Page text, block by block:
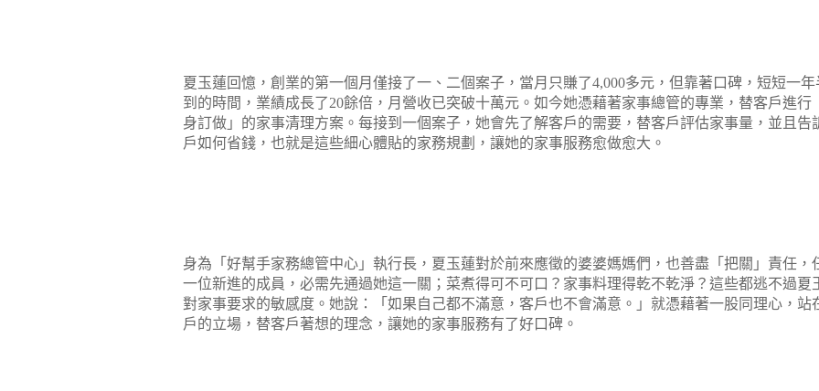
夏玉蓮回憶，創業的第一個月僅接了一、二個案子，當月只賺了4,000多元，但靠著口碑，短短一年
到的時間，業績成長了20餘倍，月營收已突破十萬元。如今她憑藉著家事總管的專業，替客戶進行
身訂做」的家事清理方案。每接到一個案子，她會先了解客戶的需要，替客戶評估家事量，並且告
戶如何省錢，也就是這些細心體貼的家務規劃，讓她的家事服務愈做愈大。
身為「好幫手家務總管中心」執行長，夏玉蓮對於前來應徵的婆婆媽媽們，也善盡「把關」責任，
一位新進的成員，必需先通過她這一關；菜煮得可不可口？家事料理得乾不乾淨？這些都逃不過夏
對家事要求的敏感度。她說：「如果自己都不滿意，客戶也不會滿意。」就憑藉著一股同理心，站
戶的立場，替客戶著想的理念，讓她的家事服務有了好口碑。